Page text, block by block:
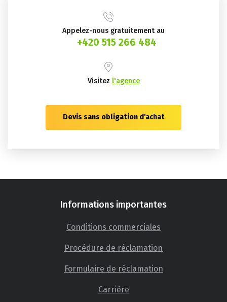
Appelez-nous gratuitement au
+420 515 266 484
Visitez l'agence
Devis sans obligation d'achat
Informations importantes
Conditions commerciales
Procédure de réclamation
Formulaire de réclamation
Carrière